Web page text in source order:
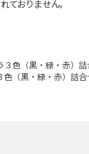
ておりません。
３色（黒・緑・赤）詰
色（黒・緑・赤）詰合